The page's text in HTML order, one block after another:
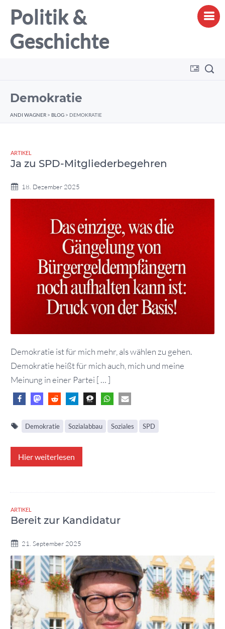
Politik &
Geschichte
Demokratie
ANDI WAGNER > BLOG > DEMOKRATIE
ARTIKEL
Ja zu SPD-Mitgliederbegehren
18. Dezember 2025
Demokratie ist für mich mehr, als wählen zu gehen.
Demokratie heißt für mich auch, mich und meine
Meinung in einer Partei [ … ]
Demokratie Sozialabbau Soziales SPD
Hier weiterlesen
ARTIKEL
Bereit zur Kandidatur
21. September 2025